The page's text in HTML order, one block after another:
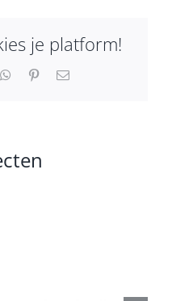
je platform!
WhatsApp
Pinterest
E-